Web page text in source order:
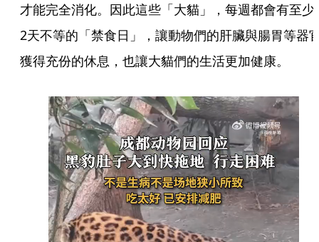
才能完全消化。因此這些「大貓」，每週都會有至少
2天不等的「禁食日」，讓動物們的肝臟與腸胃等器
獲得充份的休息，也讓大貓們的生活更加健康。